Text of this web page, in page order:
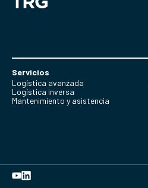
Servicios
Logística avanzada
Logística inversa
Mantenimiento y asistencia